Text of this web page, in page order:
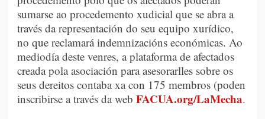
sumarse ao procedemento xudicial que se abra a
través da representación do seu equipo xurídico,
no que reclamará indemnizacións económicas. Ao
mediodía deste venres, a plataforma de afectados
creada pola asociación para asesorarlles sobre os
seus dereitos contaba xa con 175 membros (poden
inscribirse a través da web FACUA.org/LaMecha.